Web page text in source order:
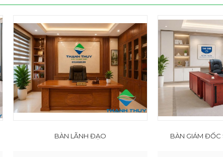
BÀN LÃNH ĐẠO BÀN GIÁM ĐỐC